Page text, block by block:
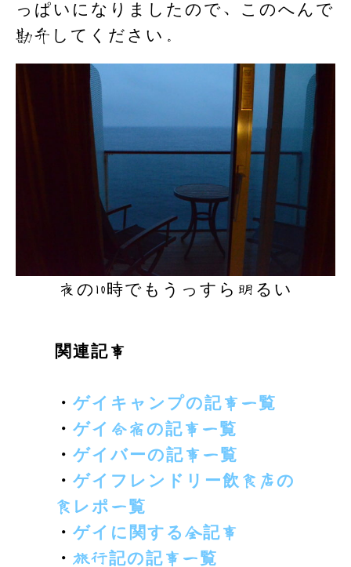
っぱいになりましたので、このへんで
勘弁してください。
夜の10時でもうっすら明るい
関連記事
・ ゲイキャンプの記事一覧
・ ゲイ合宿の記事一覧
・ ゲイバーの記事一覧
・ ゲイフレンドリー飲食店の
食レポ一覧
・ ゲイに関する全記事
・ 旅行記の記事一覧